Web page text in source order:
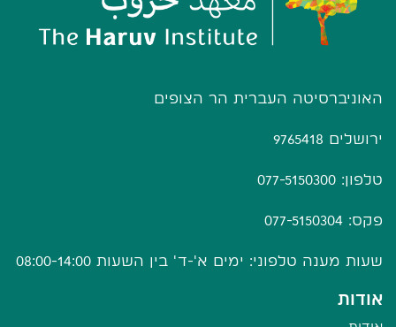
האוניברסיטה העברית הר הצופים
ירושלים 9765418
טלפון: 077-5150300
פקס: 077-5150304
שעות מענה טלפוני: ימים א'-ד' בין השעות 08:00-14:00
אודות